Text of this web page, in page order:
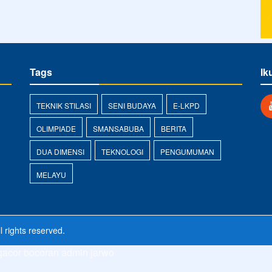
Tags
TEKNIK STILASI SENI BUDAYA E-LKPD
OLIMPIADE SMANSABUBA BERITA
DUA DIMENSI TEKNOLOGI PENGUMUMAN
MELAYU
rights reserved.